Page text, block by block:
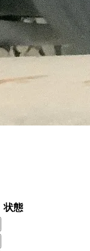
状態